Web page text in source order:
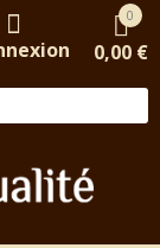
0
0,00 €